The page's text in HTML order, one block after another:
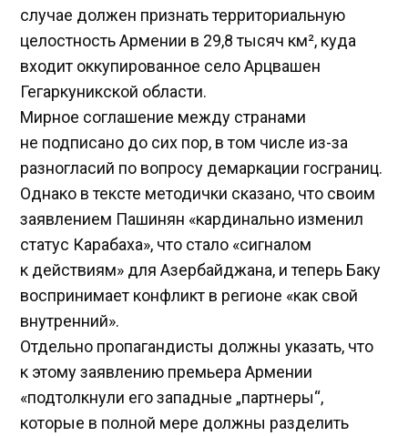
случае должен признать территориальную
целостность Армении в 29,8 тысяч км², куда
входит оккупированное село Арцвашен
Гегаркуникской области.
Мирное соглашение между странами
не подписано до сих пор, в том числе из-за
разногласий по вопросу демаркации госграниц.
Однако в тексте методички сказано, что своим
заявлением Пашинян «кардинально изменил
статус Карабаха», что стало «сигналом
к действиям» для Азербайджана, и теперь Баку
воспринимает конфликт в регионе «как свой
внутренний».
Отдельно пропагандисты должны указать, что
к этому заявлению премьера Армении
«подтолкнули его западные „партнеры“,
которые в полной мере должны разделить